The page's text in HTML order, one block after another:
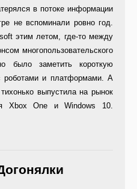
в потоке информации
не вспоминали ровно год.
этим летом, где-то между
многопользовательского
было заметить короткую
роботами и платформами. А
выпустила на рынок
Xbox One и Windows 10.